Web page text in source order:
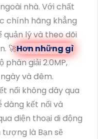
nhà. Với chất
chính hãng khẳng
lý và theo dõi
🚀Hơn những gì
giải 2.0MP,
và đêm.
nối không dây qua
dàng kết nối và
điện thoại di động
là Bạn sẽ